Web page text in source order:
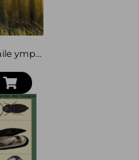
teos kannattaa lukea
et, sillä viimeistään
iskee!”
jonka upeat
kuvittaja ja
Katso ja tarkkaile ympäristöä : Koko perheen luontoretkeilykirja